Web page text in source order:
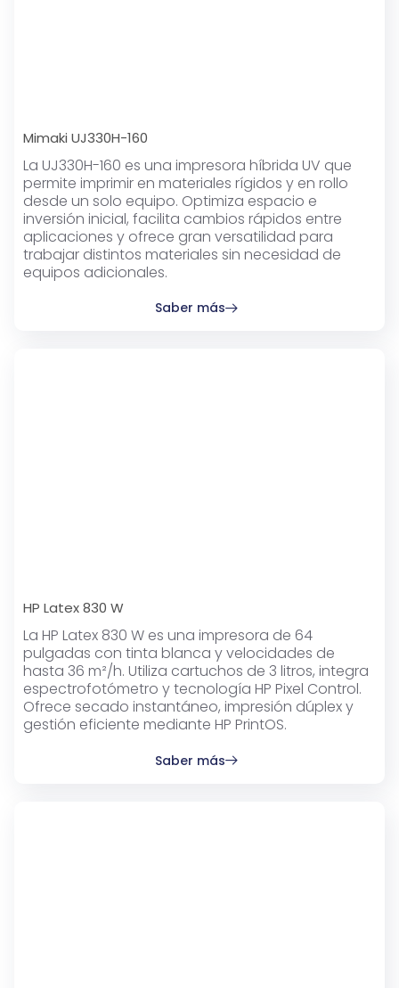
Mimaki UJ330H-160
La UJ330H-160 es una impresora híbrida UV que
permite imprimir en materiales rígidos y en rollo
desde un solo equipo. Optimiza espacio e
inversión inicial, facilita cambios rápidos entre
aplicaciones y ofrece gran versatilidad para
trabajar distintos materiales sin necesidad de
equipos adicionales.
Saber más
HP Latex 830 W
La HP Latex 830 W es una impresora de 64
pulgadas con tinta blanca y velocidades de
hasta 36 m²/h. Utiliza cartuchos de 3 litros, integra
espectrofotómetro y tecnología HP Pixel Control.
Ofrece secado instantáneo, impresión dúplex y
gestión eficiente mediante HP PrintOS.
Saber más